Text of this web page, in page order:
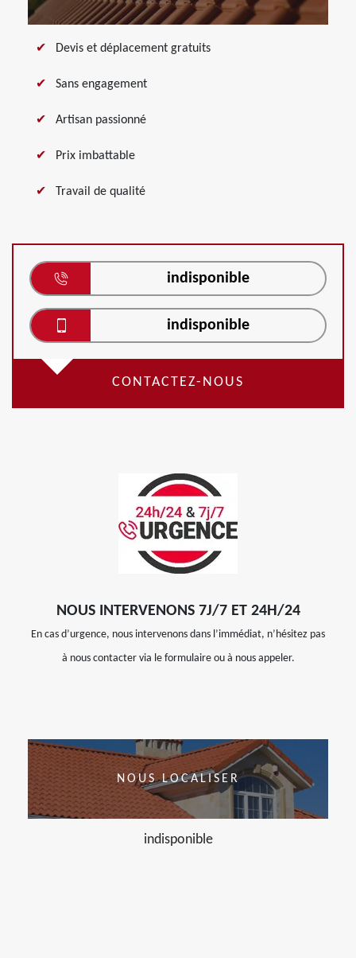
Devis et déplacement gratuits
Sans engagement
Artisan passionné
Prix imbattable
Travail de qualité
indisponible
indisponible
CONTACTEZ-NOUS
NOUS INTERVENONS 7J/7 ET 24H/24
En cas d’urgence, nous intervenons dans l’immédiat, n’hésitez pas
à nous contacter via le formulaire ou à nous appeler.
NOUS LOCALISER
indisponible